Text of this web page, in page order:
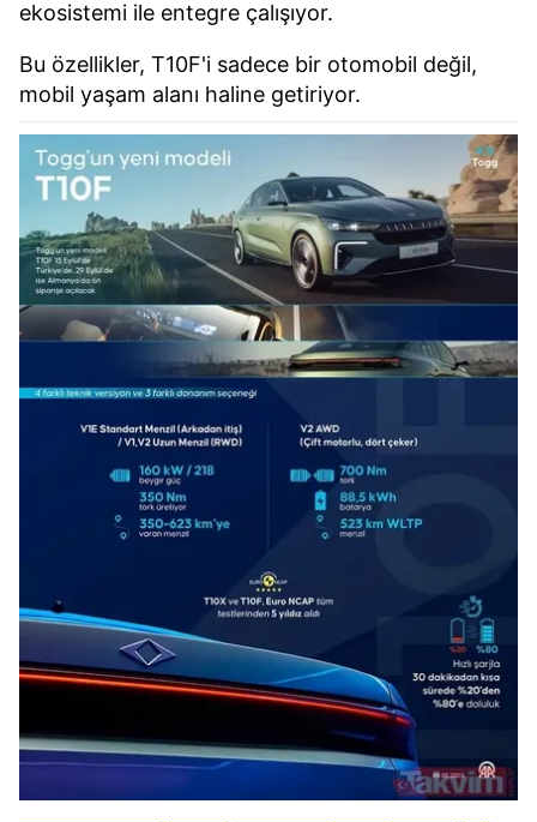
ekosistemi ile entegre çalışıyor.
Bu özellikler, T10F'i sadece bir otomobil değil,
mobil yaşam alanı haline getiriyor.